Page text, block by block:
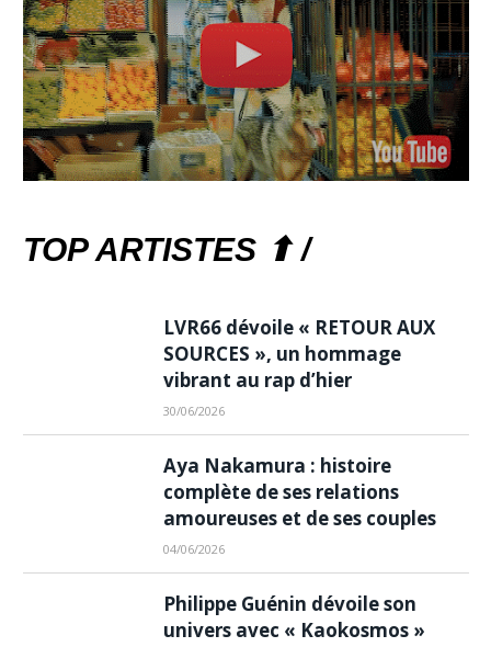
TOP ARTISTES ⬆ /
LVR66 dévoile « RETOUR AUX
SOURCES », un hommage
vibrant au rap d’hier
30/06/2026
Aya Nakamura : histoire
complète de ses relations
amoureuses et de ses couples
04/06/2026
Philippe Guénin dévoile son
univers avec « Kaokosmos »